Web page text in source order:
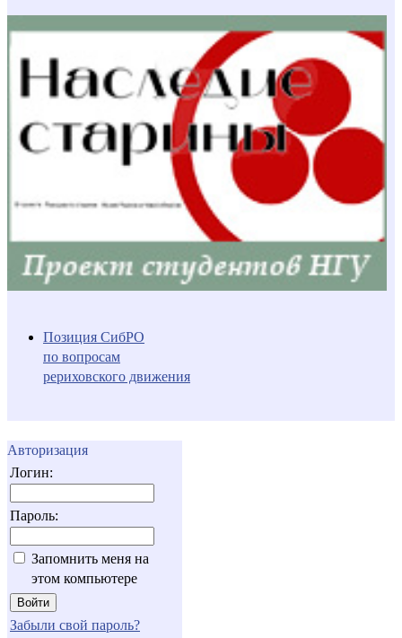
Позиция СибРО
по вопросам
рериховского движения
Авторизация
Логин:
Пароль:
Запомнить меня на
этом компьютере
Забыли свой пароль?